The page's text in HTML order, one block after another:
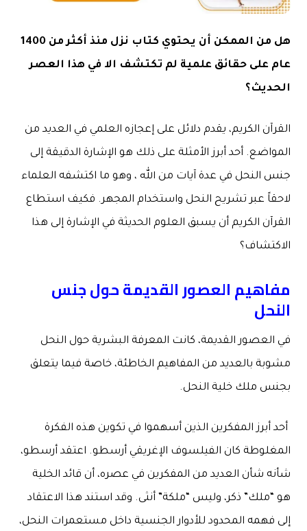
هل من الممكن أن يحتوي كتاب نزل منذ أكثر من 1400
عام على حقائق علمية لم تكتشف الا في هذا العصر
الحديث؟
القرآن الكريم، يقدم دلائل على إعجازه العلمي في العديد من
المواضع. أحد أبرز الأمثلة على ذلك هو الإشارة الدقيقة إلى
جنس النحل في عدة آيات من الله ، وهو ما اكتشفه العلماء
لاحقاً عبر تشريح النحل واستخدام المجهر. فكيف استطاع
القرآن الكريم أن يسبق العلوم الحديثة في الإشارة إلى هذا
الاكتشاف؟
مفاهيم العصور القديمة حول جنس
النحل
في العصور القديمة، كانت المعرفة البشرية حول النحل
مشوبة بالعديد من المفاهيم الخاطئة، خاصة فيما يتعلق
بجنس ملك خلية النحل.
أحد أبرز المفكرين الذين أسهموا في تكوين هذه الفكرة
المغلوطة كان الفيلسوف الإغريقي أرسطو. اعتقد أرسطو،
شأنه شأن العديد من المفكرين في عصره، أن قائد الخلية
هو “ملك” ذكر، وليس “ملكة” أنثى. وقد استند هذا الاعتقاد
إلى فهمه المحدود للأدوار الجنسية داخل مستعمرات النحل،